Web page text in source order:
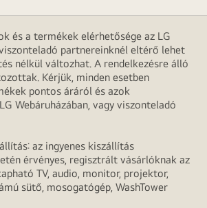
és a termékek elérhetősége az LG
partnereinknél eltérő lehet
nélkül változhat. A rendelkezésre álló
Kérjük, minden esetben
pontos áráról és azok
Webáruházában, vagy viszonteladó
az ingyenes kiszállítás
érvényes, regisztrált vásárlóknak az
TV, audio, monitor, projektor,
sütő, mosogatógép, WashTower